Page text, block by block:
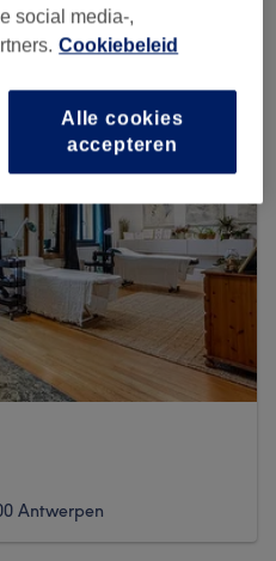
Antwerpen
social media-,
Cookiebeleid
Alle cookies
accepteren